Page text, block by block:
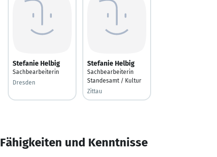
Stefanie Helbig
Sachbearbeiterin
Dresden
Stefanie Helbig
Sachbearbeiterin
Standesamt / Kultur
Zittau
Fähigkeiten und Kenntnisse